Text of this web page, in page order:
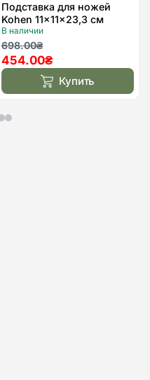
Подставка для ножей
Kohen 11x11x23,3 см
В наличии
698.00₴
Первоначальная
цена
составляла
698.00₴.
454.00₴
Текущая
цена:
454.00₴.Купить